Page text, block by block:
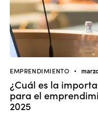
EMPRENDIMIENTO
¿Cuál es la
para el
2025